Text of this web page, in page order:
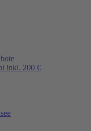
inkl. 200 €